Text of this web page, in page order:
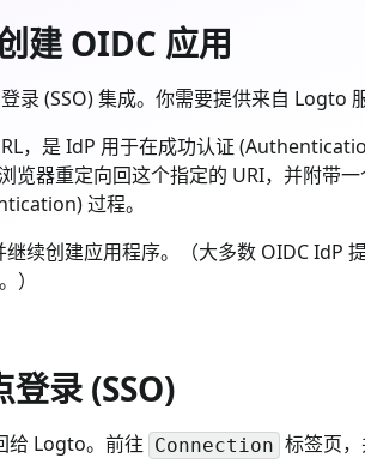
建 OIDC 应用
(SSO) 集成。你需要提供来自 Logto
，是 IdP 用于在成功认证
器重定向回这个指定的 URI，并附带
过程。
续创建应用程序。（大多数 OIDC IdP
）
录 (SSO)
给 Logto。前往 Connection 标签页，